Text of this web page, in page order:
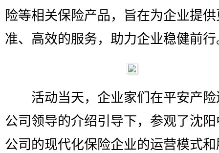
险等相关保险产品，旨在为企业提
准、高效的服务，助力企业稳健前行
活动当天，企业家们在平安产险
公司领导的介绍引导下，参观了沈
公司的现代化保险企业的运营模式